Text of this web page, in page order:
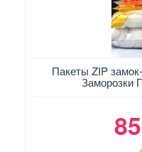
Пакеты ZIP
Заморозки